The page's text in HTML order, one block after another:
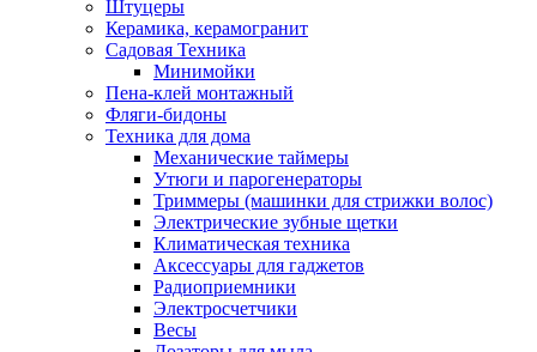
Штуцеры
Керамика, керамогранит
Садовая Техника
Минимойки
Пена-клей монтажный
Фляги-бидоны
Техника для дома
Механические таймеры
Утюги и парогенераторы
Триммеры (машинки для стрижки волос)
Электрические зубные щетки
Климатическая техника
Аксессуары для гаджетов
Радиоприемники
Электросчетчики
Весы